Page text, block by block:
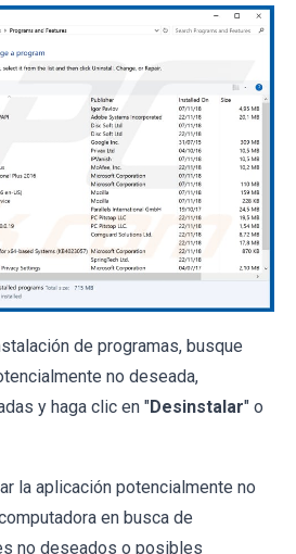
de programas, busque
no deseada,
y haga clic en "Desinstalar" o
la aplicación potencialmente no
en busca de
no deseados o posibles